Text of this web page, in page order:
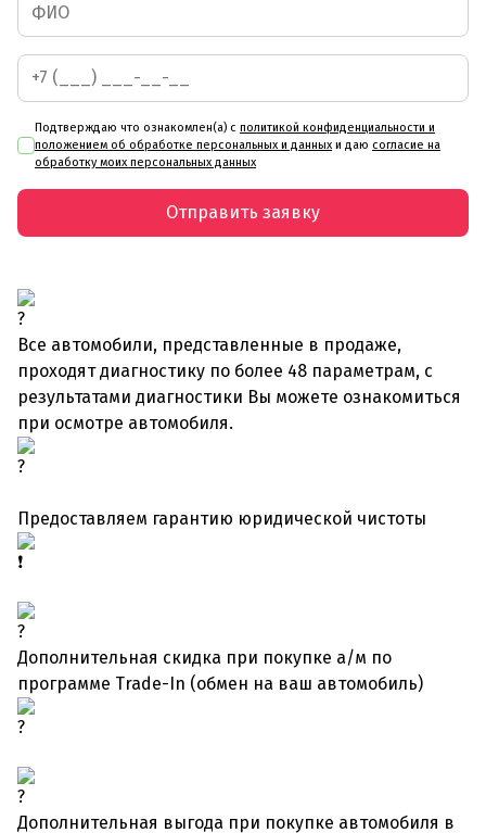
Подтверждаю что ознакомлен(а) с политикой конфиденциальности и
положением об обработке персональных и данных и даю согласие на
обработку моих персональных данных
Отправить заявку
Все автомобили, представленные в продаже,
проходят диагностику по более 48 параметрам, с
результатами диагностики Вы можете ознакомиться
при осмотре автомобиля.
Предоставляем гарантию юридической чистоты
Дополнительная скидка при покупке а/м по
программе Trade-In (обмен на ваш автомобиль)
Дополнительная выгода при покупке автомобиля в